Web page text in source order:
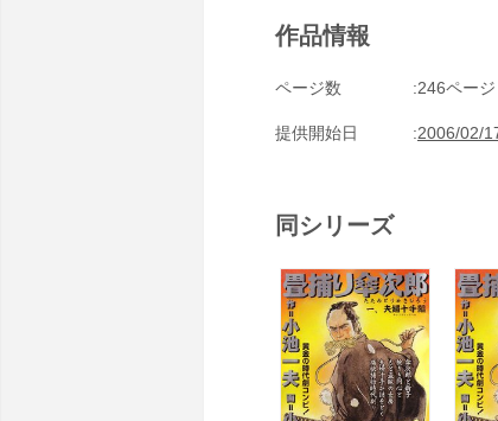
作品情報
ページ数 246ページ
提供開始日 2006/02/
同シリーズ